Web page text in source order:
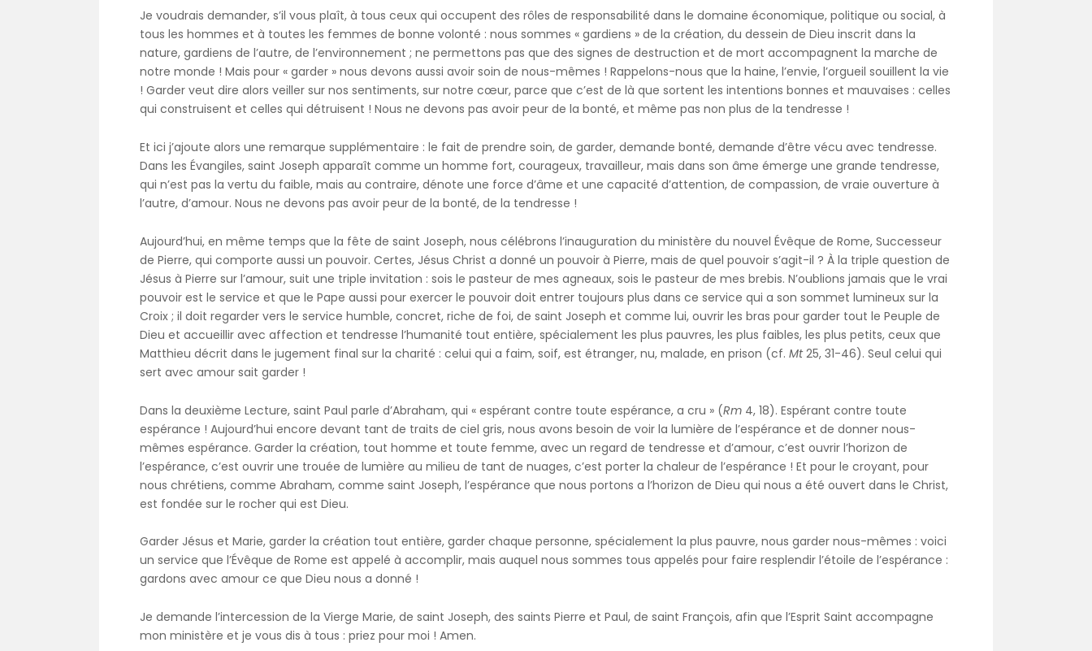
Je voudrais demander, s’il vous plaît, à tous ceux qui occupent des rôles de responsabilité dans le domaine économique, politique ou social, à
tous les hommes et à toutes les femmes de bonne volonté : nous sommes « gardiens » de la création, du dessein de Dieu inscrit dans la
nature, gardiens de l’autre, de l’environnement ; ne permettons pas que des signes de destruction et de mort accompagnent la marche de
notre monde ! Mais pour « garder » nous devons aussi avoir soin de nous-mêmes ! Rappelons-nous que la haine, l’envie, l’orgueil souillent la vie
! Garder veut dire alors veiller sur nos sentiments, sur notre cœur, parce que c’est de là que sortent les intentions bonnes et mauvaises : celles
qui construisent et celles qui détruisent ! Nous ne devons pas avoir peur de la bonté, et même pas non plus de la tendresse !
Et ici j’ajoute alors une remarque supplémentaire : le fait de prendre soin, de garder, demande bonté, demande d’être vécu avec tendresse.
Dans les Évangiles, saint Joseph apparaît comme un homme fort, courageux, travailleur, mais dans son âme émerge une grande tendresse,
qui n’est pas la vertu du faible, mais au contraire, dénote une force d’âme et une capacité d’attention, de compassion, de vraie ouverture à
l’autre, d’amour. Nous ne devons pas avoir peur de la bonté, de la tendresse !
Aujourd’hui, en même temps que la fête de saint Joseph, nous célébrons l’inauguration du ministère du nouvel Évêque de Rome, Successeur
de Pierre, qui comporte aussi un pouvoir. Certes, Jésus Christ a donné un pouvoir à Pierre, mais de quel pouvoir s’agit-il ? À la triple question de
Jésus à Pierre sur l’amour, suit une triple invitation : sois le pasteur de mes agneaux, sois le pasteur de mes brebis. N’oublions jamais que le vrai
pouvoir est le service et que le Pape aussi pour exercer le pouvoir doit entrer toujours plus dans ce service qui a son sommet lumineux sur la
Croix ; il doit regarder vers le service humble, concret, riche de foi, de saint Joseph et comme lui, ouvrir les bras pour garder tout le Peuple de
Dieu et accueillir avec affection et tendresse l’humanité tout entière, spécialement les plus pauvres, les plus faibles, les plus petits, ceux que
Matthieu décrit dans le jugement final sur la charité : celui qui a faim, soif, est étranger, nu, malade, en prison (cf. Mt25, 31-46). Seul celui qui
sert avec amour sait garder !
Dans la deuxième Lecture, saint Paul parle d’Abraham, qui « espérant contre toute espérance, a cru » (Rm 4, 18). Espérant contre toute
espérance ! Aujourd’hui encore devant tant de traits de ciel gris, nous avons besoin de voir la lumière de l’espérance et de donner nous-
mêmes espérance. Garder la création, tout homme et toute femme, avec un regard de tendresse et d’amour, c’est ouvrir l’horizon de
l’espérance, c’est ouvrir une trouée de lumière au milieu de tant de nuages, c’est porter la chaleur de l’espérance ! Et pour le croyant, pour
nous chrétiens, comme Abraham, comme saint Joseph, l’espérance que nous portons a l’horizon de Dieu qui nous a été ouvert dans le Christ,
est fondée sur le rocher qui est Dieu.
Garder Jésus et Marie, garder la création tout entière, garder chaque personne, spécialement la plus pauvre, nous garder nous-mêmes : voici
un service que l’Évêque de Rome est appelé à accomplir, mais auquel nous sommes tous appelés pour faire resplendir l’étoile de l’espérance :
gardons avec amour ce que Dieu nous a donné !
Je demande l’intercession de la Vierge Marie, de saint Joseph, des saints Pierre et Paul, de saint François, afin que l’Esprit Saint accompagne
mon ministère et je vous dis à tous : priez pour moi ! Amen.